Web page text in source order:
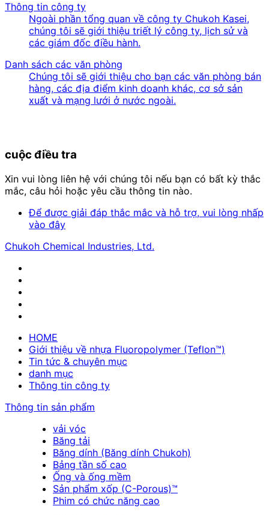
Thông tin công ty
Ngoài phần tổng quan về công ty Chukoh Kasei,
chúng tôi sẽ giới thiệu triết lý công ty, lịch sử và
các giám đốc điều hành.
Danh sách các văn phòng
Chúng tôi sẽ giới thiệu cho bạn các văn phòng bán
hàng, các địa điểm kinh doanh khác, cơ sở sản
xuất và mạng lưới ở nước ngoài.
cuộc điều tra
Xin vui lòng liên hệ với chúng tôi nếu bạn có bất kỳ thắc
mắc, câu hỏi hoặc yêu cầu thông tin nào.
Để được giải đáp thắc mắc và hỗ trợ, vui lòng nhấp
vào đây
Chukoh Chemical Industries, Ltd.
HOME
Giới thiệu về nhựa Fluoropolymer (Teflon™)
Tin tức & chuyên mục
danh mục
Thông tin công ty
Thông tin sản phẩm
vải vóc
Băng tải
Băng dính (Băng dính Chukoh)
Bảng tần số cao
Ống và ống mềm
Sản phẩm xốp (C-Porous)™
Phim có chức năng cao